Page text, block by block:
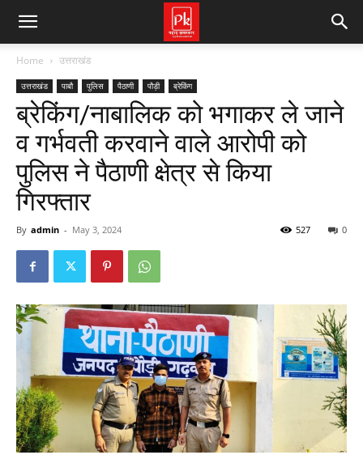
Home उत्तराखंड
उत्तराखंड पाबौ पुलिस पैठाणी पौड़ी ब्रेकिंग
ब्रेकिंग/नाबालिक को भगाकर ले जाने
व गर्भवती करवाने वाले आरोपी को
पुलिस ने पैठाणी क्षेत्र से किया
गिरफ्तार
By admin - May 3, 2024 0
527